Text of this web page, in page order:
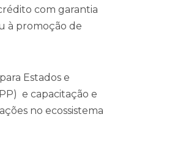
com garantia
à promoção de
Estados e
e capacitação e
no ecossistema